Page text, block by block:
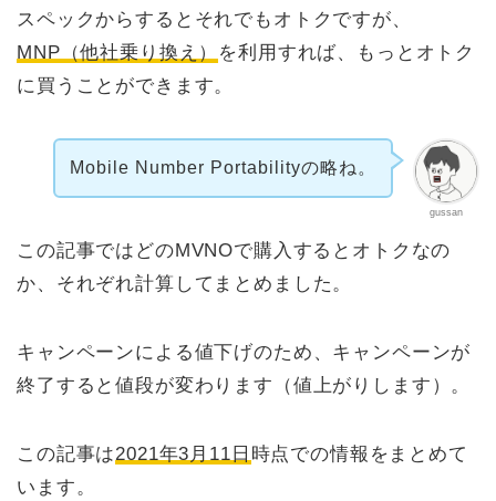
スペックからするとそれでもオトクですが、
MNP（他社乗り換え） を利用すれば、もっとオトク
に買うことができます。
gussan
Mobile Number Portabilityの略ね。
この記事ではどのMVNOで購入するとオトクなの
か、それぞれ計算してまとめました。
キャンペーンによる値下げのため、キャンペーンが
終了すると値段が変わります（値上がりします）。
この記事は2021年3月11日 時点での情報をまとめて
います。